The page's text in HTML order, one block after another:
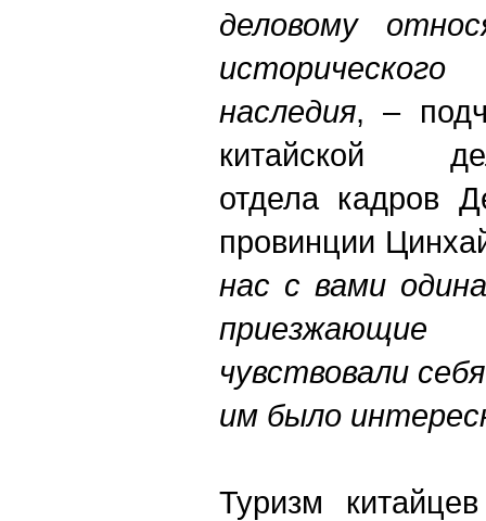
деловому
наследия, –
китайской
отдела кадров
провинции
нас с вами
чувствовали
им было
Туризм